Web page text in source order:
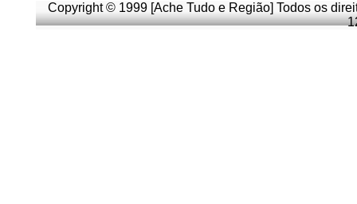
Copyright © 1999 [Ache Tudo e Região] Todos os